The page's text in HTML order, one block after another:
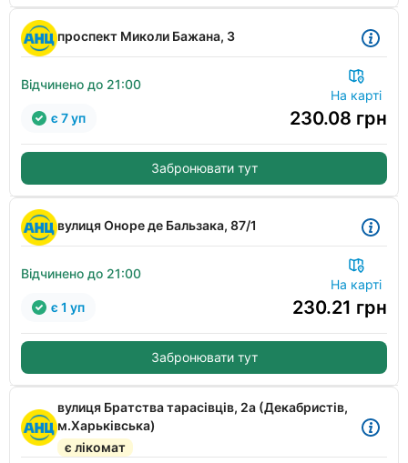
проспект Миколи Бажана, 3
Відчинено до 21:00
На карті
230.08 грн
є 7 уп
Забронювати тут
вулиця Оноре де Бальзака, 87/1
Відчинено до 21:00
На карті
230.21 грн
є 1 уп
Забронювати тут
вулиця Братства тарасівців, 2а (Декабристів,
м.Харьківська)
є лікомат